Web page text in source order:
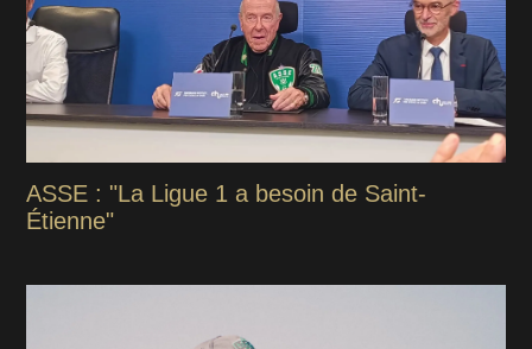
ASSE : "La Ligue 1 a besoin de Saint-
Étienne"